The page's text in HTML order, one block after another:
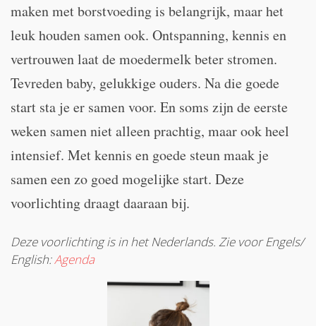
maken met borstvoeding is belangrijk, maar het
leuk houden samen ook. Ontspanning, kennis en
vertrouwen laat de moedermelk beter stromen.
Tevreden baby, gelukkige ouders. Na die goede
start sta je er samen voor. En soms zijn de eerste
weken samen niet alleen prachtig, maar ook heel
intensief. Met kennis en goede steun maak je
samen een zo goed mogelijke start. Deze
voorlichting draagt daaraan bij.
Deze voorlichting is in het Nederlands. Zie voor Engels/
English:Agenda